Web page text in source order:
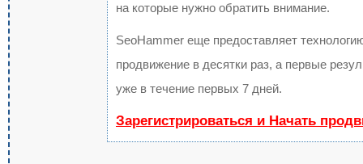
на которые нужно обратить внимание.
SeoHammer еще предоставляет
продвижение в десятки раз, а первые
уже в течение первых 7 дней.
Зарегистрироваться и Начать